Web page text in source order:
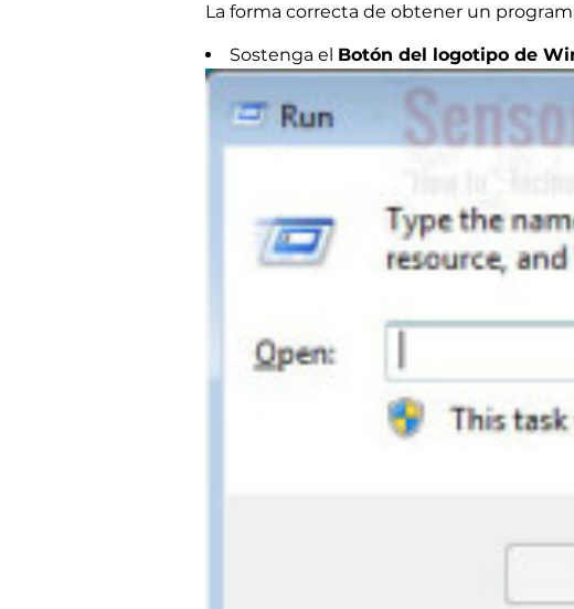
La forma correcta de obtener un
Sostenga el Botón del logotipo de